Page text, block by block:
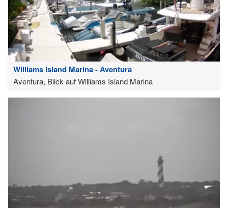
Williams Island Marina - Aventura
Aventura, Blick auf Williams Island Marina